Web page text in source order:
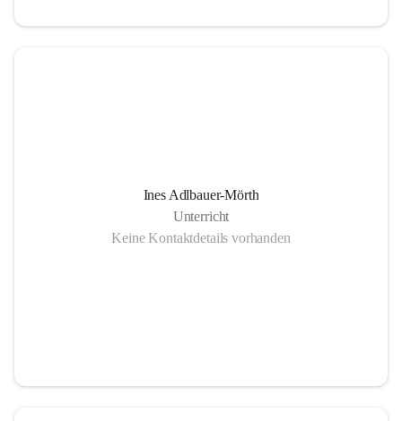
Ines Adlbauer-Mörth
Unterricht
Keine Kontaktdetails vorhanden